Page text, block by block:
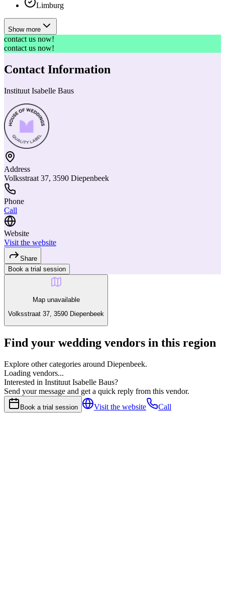
Limburg
Show more
contact us now!
contact us now!
Contact Information
Instituut Isabelle Baus
Address
Volksstraat 37, 3590 Diepenbeek
Phone
Call
Website
Visit the website
Share
Book a trial session
Map unavailable
Volksstraat 37, 3590 Diepenbeek
Find your wedding vendors in this region
Explore other categories around Diepenbeek.
Loading vendors...
Interested in Instituut Isabelle Baus?
Send your message and get a quick reply from this vendor.
Book a trial session Visit the website Call